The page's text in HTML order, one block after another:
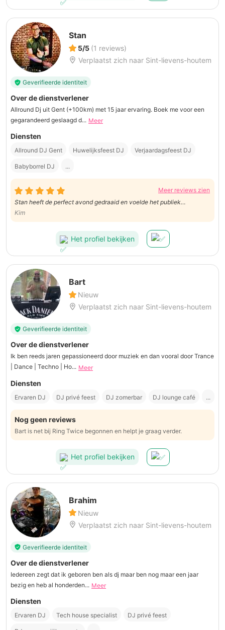
Stan
5/5 (1 reviews)
Verplaatst zich naar Sint-lievens-houtem
Geverifieerde identiteit
Over de dienstverlener
Allround Dj uit Gent (+100km) met 15 jaar ervaring. Boek me voor een
gegarandeerd geslaagd d... Meer
Diensten
Allround DJ Gent Huwelijksfeest DJ Verjaardagsfeest DJ
Babyborrel DJ ...
Meer reviews zien
Stan heeft de perfect avond gedraaid en voelde het publiek
uitstekend aan. Goede communicatie en nieuw materiaal
Kim
Het profiel bekijken
Bart
Nieuw
Verplaatst zich naar Sint-lievens-houtem
Geverifieerde identiteit
Over de dienstverlener
Ik ben reeds jaren gepassioneerd door muziek en dan vooral door Trance
| Dance | Techno | Ho... Meer
Diensten
Ervaren DJ DJ privé feest DJ zomerbar DJ lounge café ...
Nog geen reviews
Bart is net bij Ring Twice begonnen en helpt je graag verder.
Het profiel bekijken
Brahim
Nieuw
Verplaatst zich naar Sint-lievens-houtem
Geverifieerde identiteit
Over de dienstverlener
Iedereen zegt dat ik geboren ben als dj maar ben nog maar een jaar
bezig en heb al honderden... Meer
Diensten
Ervaren DJ Tech house specialist DJ privé feest